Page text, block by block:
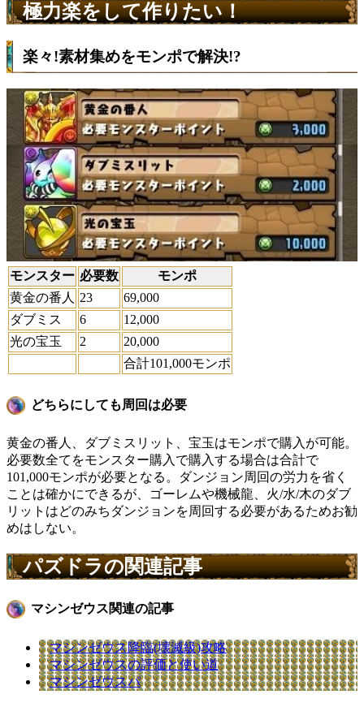
極力楽をして作りたい！
楽々!素材集めをモンポで解決!?
モンスター 必要数
モンポ
黄金の番人
23
69,000
ダブミス
6
12,000
光の宝玉
2
20,000
合計101,000モンポ
どちらにしても周回は必要
黄金の番人、ダブミスリット、宝玉はモンポで購入が可能。
必要数全てをモンスター購入で購入する場合は合計で
101,000モンポが必要となる。ダンジョン周回の労力を省く
ことは確かにできるが、ゴーレムや機械龍、火/水/木のダブ
リットはどのみちダンジョンを周回する必要があるためお勧
めはしない。
パズドラの関連記事
マシンゼウス関連の記事
マシンゼウス降臨(壊滅級)攻略
マシンゼウスの評価と使い道
マシンゼウスパ